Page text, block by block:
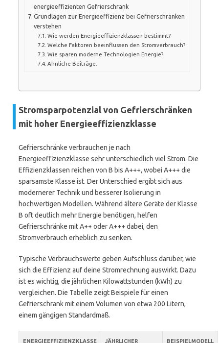
energieeffizienten Gefrierschrank
Grundlagen zur Energieeffizienz bei Gefrierschränken
verstehen
Wie werden Energieeffizienzklassen bestimmt?
Welche Faktoren beeinflussen den Stromverbrauch?
Wie sparen moderne Technologien Energie?
Ähnliche Beiträge:
Stromsparpotenzial von Gefrierschränken
mit hoher Energieeffizienzklasse
Gefrierschränke verbrauchen je nach
Energieeffizienzklasse sehr unterschiedlich viel Strom. Die
Effizienzklassen reichen von B bis A+++, wobei A+++ die
sparsamste Klasse ist. Der Unterschied ergibt sich aus
modernerer Technik und besserer Isolierung in
hochwertigen Modellen. Während ältere Geräte der Klasse
B oft deutlich mehr Energie benötigen, helfen
Gefrierschränke mit A++ oder A+++ dabei, den
Stromverbrauch erheblich zu senken.
Typische Verbrauchswerte geben Aufschluss darüber, wie
sich die Effizienz auf deine Stromrechnung auswirkt. Dazu
ist es wichtig, die jährlichen Kilowattstunden (kWh) zu
vergleichen. Die Tabelle zeigt Beispiele für einen
Gefrierschrank mit einem Volumen von etwa 200 Litern,
einem gängigen Standardmaß.
ENERGIEEFFIZIENZKLASSE
JÄHRLICHER
BEISPIELMODELL